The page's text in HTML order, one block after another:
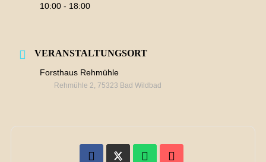
10:00 - 18:00
VERANSTALTUNGSORT
Forsthaus Rehmühle
Rehmühle 2, 75323 Bad Wildbad